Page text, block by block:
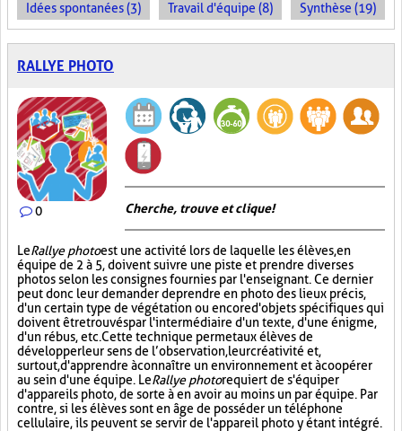
Idées spontanées (3) Travail d'équipe (8) Synthèse (19)
RALLYE PHOTO
0 Cherche, trouve et clique !
LeRallye photoest une activité lors de laquelle les élèves, en
équipe de 2 à 5, doivent suivre une piste et prendre diverses
photos selon les consignes fournies par l'enseignant. Ce dernier
peut donc leur demander de prendre en photo des lieux précis,
d'un certain type de végétation ou encore d'objets spécifiques qui
doivent être trouvés par l'intermédiaire d'un texte, d'une énigme,
d'un rébus, etc. Cette technique permet aux élèves de
développer leur sens de l’observation, leur créativité et,
surtout, d'apprendre à connaître un environnement et à coopérer
au sein d'une équipe. LeRallye photorequiert de s'équiper
d'appareils photo, de sorte à en avoir au moins un par équipe. Par
contre, si les élèves sont en âge de posséder un téléphone
cellulaire, ils peuvent se servir de l'appareil photo y étant intégré.